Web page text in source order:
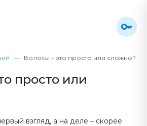
Волосы – это просто или сложно?
просто или
взгляд, а на деле – скорее